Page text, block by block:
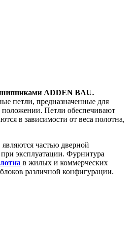
ADDEN BAU.
петли, предназначенные для
положении. Петли обеспечивают
в зависимости от веса полотна,
частью дверной
эксплуатации. Фурнитура
в жилых и коммерческих
различной конфигурации.